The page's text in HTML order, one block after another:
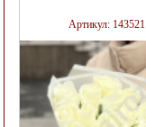
Артикул: 143521